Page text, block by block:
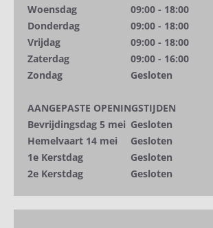
Woensdag
09:00 - 18:00
Donderdag
09:00 - 18:00
Vrijdag
09:00 - 18:00
Zaterdag
09:00 - 16:00
Zondag
Gesloten
AANGEPASTE OPENINGSTIJDEN
Bevrijdingsdag 5 mei Gesloten
Hemelvaart 14 mei
Gesloten
1e Kerstdag
Gesloten
2e Kerstdag
Gesloten